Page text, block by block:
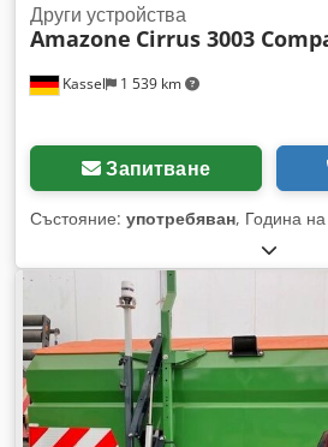
Kassel 1 539 km
Други устройства
Amazone Cirrus 3003
Запитване
Състояние: употребяван, Година